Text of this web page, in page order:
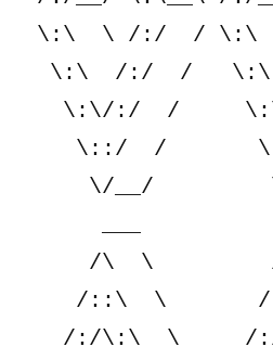
\:\  \ /:/  / \:\
\:\  /:/  /
\:\/:/  /
\::/  /
\/__/
/\  \
/::\  \
/:/\:\  \